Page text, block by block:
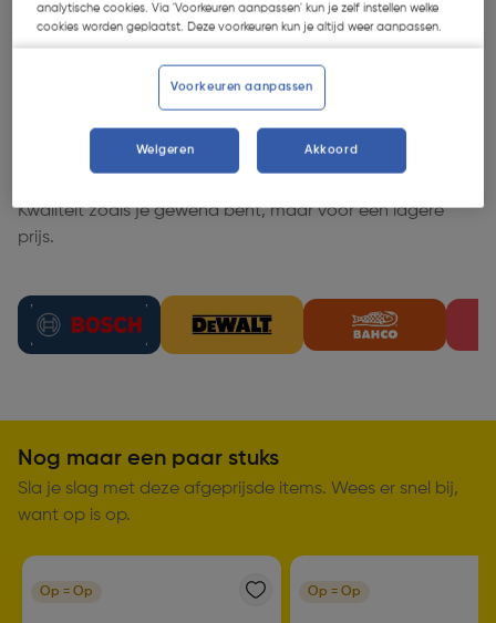
Handgereedschap
Kwaliteit zoals je gewend bent, maar voor een lagere
prijs.
Nog maar een paar stuks
Sla je slag met deze afgeprijsde items. Wees er snel bij,
want op is op.
Op = Op Op = Op
analytische cookies. Via 'Voorkeuren aanpassen' kun je zelf instellen welke
cookies worden geplaatst. Deze voorkeuren kun je altijd weer aanpassen.
Voorkeuren aanpassen
Weigeren Akkoord